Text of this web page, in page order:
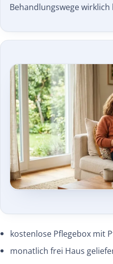
Behandlungswege wirklich
kostenlose Pflegebox mit
monatlich frei Haus